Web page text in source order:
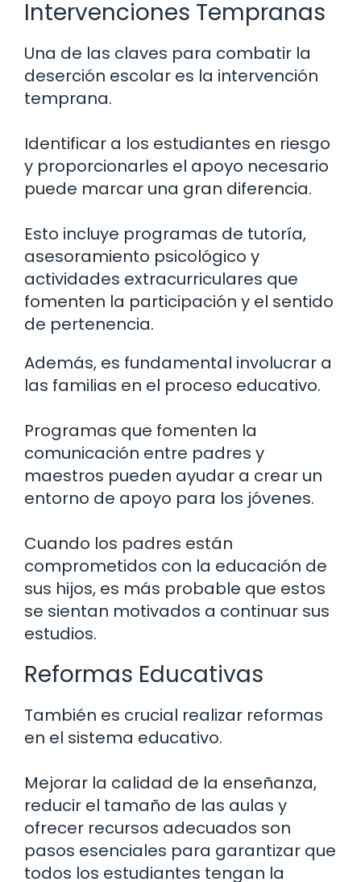
Intervenciones Tempranas
Una de las claves para combatir la
deserción escolar es la intervención
temprana.
Identificar a los estudiantes en riesgo
y proporcionarles el apoyo necesario
puede marcar una gran diferencia.
Esto incluye programas de tutoría,
asesoramiento psicológico y
actividades extracurriculares que
fomenten la participación y el sentido
de pertenencia.
Además, es fundamental involucrar a
las familias en el proceso educativo.
Programas que fomenten la
comunicación entre padres y
maestros pueden ayudar a crear un
entorno de apoyo para los jóvenes.
Cuando los padres están
comprometidos con la educación de
sus hijos, es más probable que estos
se sientan motivados a continuar sus
estudios.
Reformas Educativas
También es crucial realizar reformas
en el sistema educativo.
Mejorar la calidad de la enseñanza,
reducir el tamaño de las aulas y
ofrecer recursos adecuados son
pasos esenciales para garantizar que
todos los estudiantes tengan la